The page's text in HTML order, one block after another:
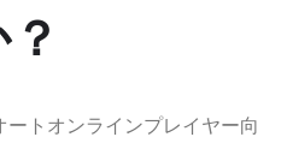
トオンラインプレイヤー向